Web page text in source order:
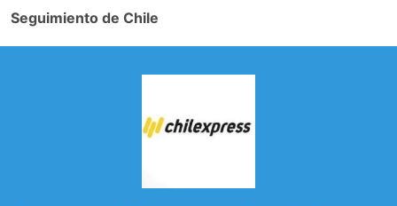
Seguimiento de Chile